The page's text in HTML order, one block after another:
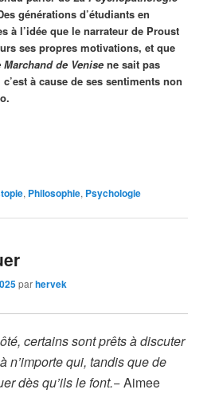
générations d’étudiants en
à l’idée que le narrateur de Proust
ses propres motivations, et que
Marchand de Venise ne sait pas
à cause de ses sentiments non
, Philosophie, Psychologie
parhervek
certains sont prêts à discuter
n’importe qui, tandis que de
dès qu’ils le font.− Aimee